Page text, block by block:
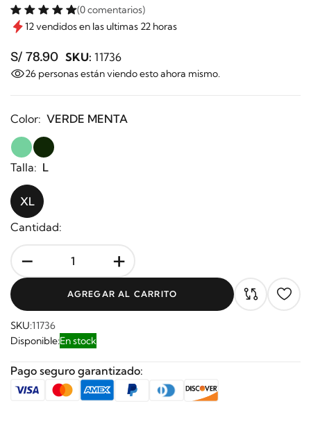
(0 comentarios)
12 vendidos en las ultimas 22 horas
S/ 78.90 SKU: 11736
26 personas están viendo esto ahora mismo.
Color: VERDE MENTA
Talla: L
XL
Cantidad:
- +
AGREGAR AL CARRITO
SKU:11736
Disponible:En stock
Pago seguro garantizado: